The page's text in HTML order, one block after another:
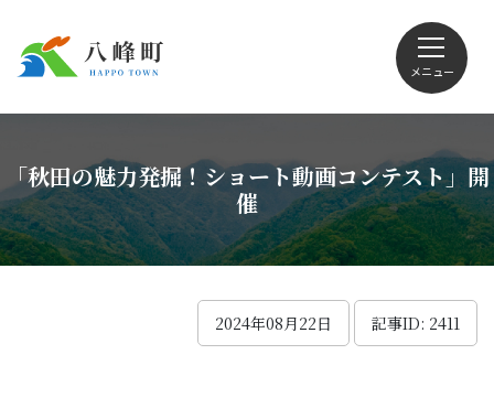
メニュー
Foreign language
「秋田の魅力発掘！ショート動画コンテスト」開
催
2024年08月22日 記事ID: 2411